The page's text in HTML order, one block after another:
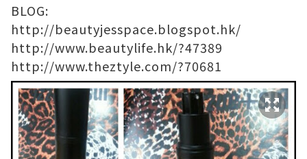
BLOG:
http://beautyjesspace.blogspot.hk/
http://www.beautylife.hk/?47389
http://www.theztyle.com/?70681